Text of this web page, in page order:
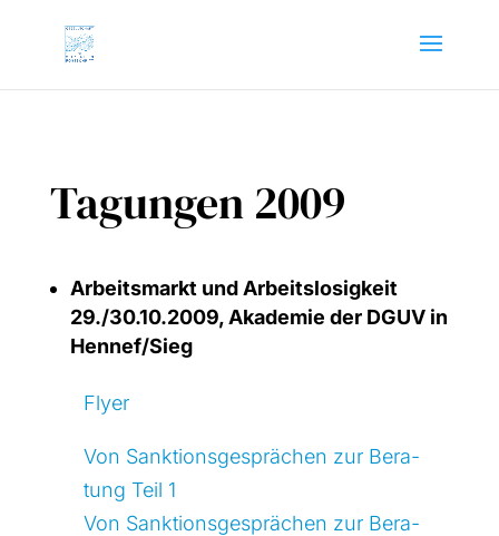
Tagungen 2009
Arbeits­markt und Arbeits­lo­sig­keit
29./30.10.2009, Aka­de­mie der DGUV in
Hennef/Sieg
Fly­er
Von Sank­ti­ons­ge­sprä­chen zur Bera­
tung Teil 1
Von Sank­ti­ons­ge­sprä­chen zur Bera­